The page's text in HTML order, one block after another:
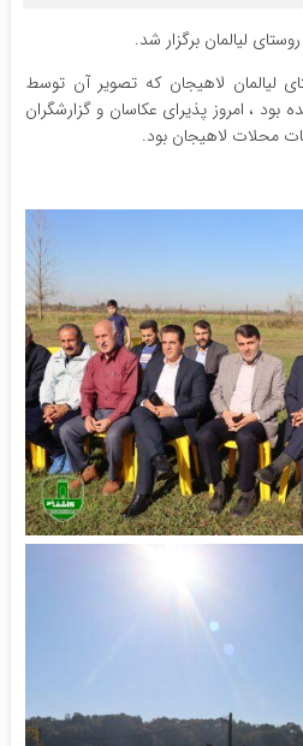
لیالمان برگزار شد.
لیالمان لاهیجان که تصویر آن توسط
، امروز پذیرای عکاسان و گزارشگران
محلات لاهیجان بود‌.